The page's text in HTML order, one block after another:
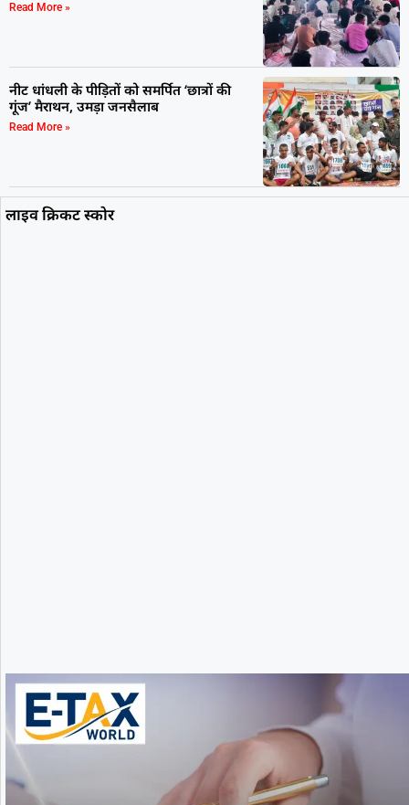
Read More »
नीट धांधली के पीड़ितों को समर्पित ‘छात्रों की
गूंज’ मैराथन, उमड़ा जनसैलाब
Read More »
लाइव क्रिकट स्कोर